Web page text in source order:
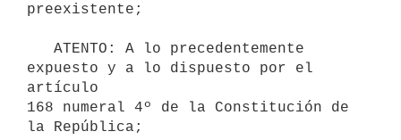
preexistente;
expuesto y a lo dispuesto por el
artículo
168 numeral 4º de la Constitución de
la República;